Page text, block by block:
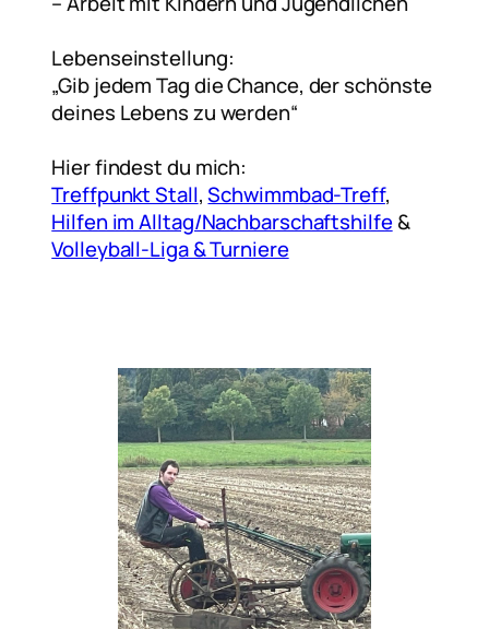
Lebenseinstellung:
„Gib jedem Tag die Chance, der schönste
deines Lebens zu werden“
Hier findest du mich:
Treffpunkt Stall,Schwimmbad-Treff,
Hilfen im Alltag/Nachbarschaftshilfe&
Volleyball-Liga & Turniere